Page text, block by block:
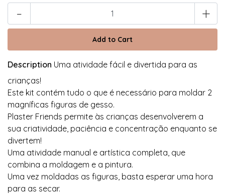
- +
Description Uma atividade fácil e divertida para as
crianças!
Este kit contém tudo o que é necessário para moldar 2
magníficas figuras de gesso.
Plaster Friends permite às crianças desenvolverem a
sua criatividade, paciência e concentração enquanto se
divertem!
Uma atividade manual e artística completa, que
combina a moldagem e a pintura.
Uma vez moldadas as figuras, basta esperar uma hora
para as secar.